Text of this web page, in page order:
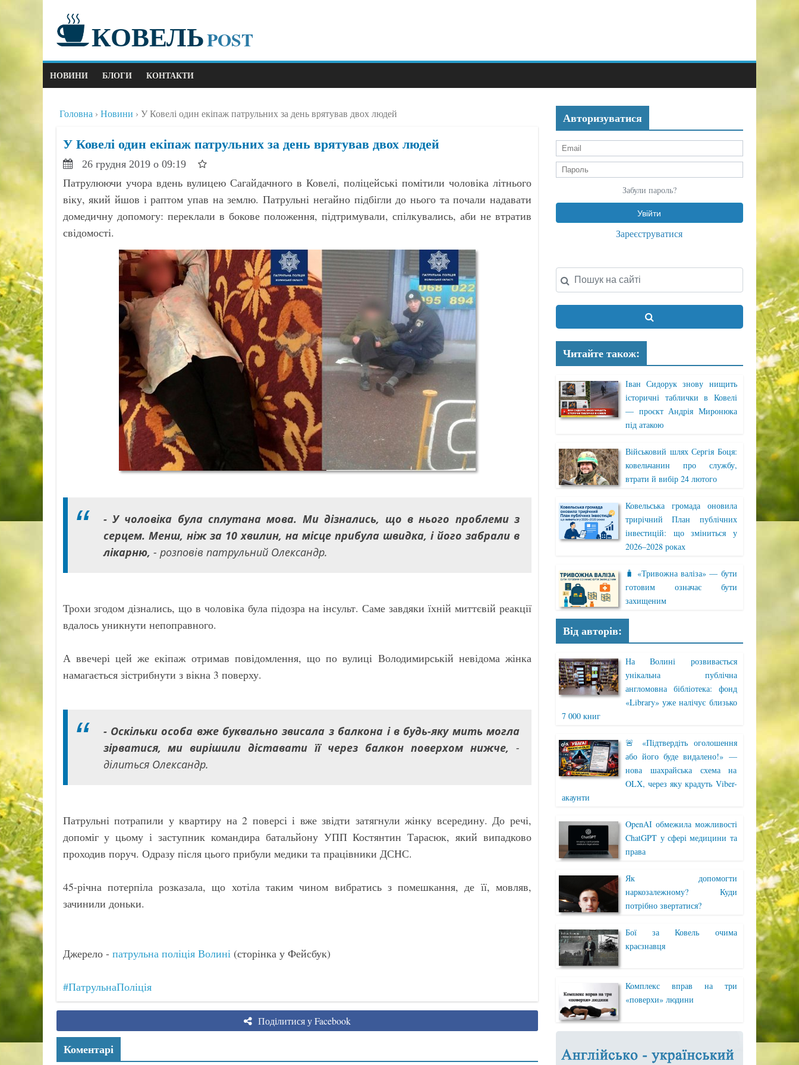
КОВЕЛЬPOST
НОВИНИ БЛОГИ КОНТАКТИ
Головна Новини У Ковелі один екіпаж патрульних за день врятував двох людей
У Ковелі один екіпаж патрульних за день врятував двох людей
26 грудня 2019 о 09:19
Патрулюючи учора вдень вулицею Сагайдачного в Ковелі, поліцейські помітили чоловіка літнього
віку, який йшов і раптом упав на землю. Патрульні негайно підбігли до нього та почали надавати
домедичну допомогу: переклали в бокове положення, підтримували, спілкувались, аби не втратив
свідомості.
- У чоловіка була сплутана мова. Ми дізнались, що в нього проблеми з
серцем. Менш, ніж за 10 хвилин, на місце прибула швидка, і його забрали в
лікарню, - розповів патрульний Олександр.
Трохи згодом дізнались, що в чоловіка була підозра на інсульт. Саме завдяки їхній миттєвій реакції
вдалось уникнути непоправного.
А ввечері цей же екіпаж отримав повідомлення, що по вулиці Володимирській невідома жінка
намагається зістрибнути з вікна 3 поверху.
- Оскільки особа вже буквально звисала з балкона і в будь-яку мить могла
зірватися, ми вирішили діставати її через балкон поверхом нижче,-
ділиться Олександр.
Патрульні потрапили у квартиру на 2 поверсі і вже звідти затягнули жінку всередину. До речі,
допоміг у цьому і заступник командира батальйону УПП Костянтин Тарасюк, який випадково
проходив поруч. Одразу після цього прибули медики та працівники ДСНС.
45-річна потерпіла розказала, що хотіла таким чином вибратись з помешкання, де її, мовляв,
зачинили доньки.
Джерело - патрульна поліція Волині(сторінка у Фейсбук)
#ПатрульнаПоліція
Поділитися у Facebook
Коментарі
Авторизуватися
Забули пароль?
Зареєструватися
Читайте також:
Іван Сидорук знову нищить
історичні таблички в Ковелі
— проєкт Андрія Миронюка
під атакою
Військовий шлях Сергія Боця:
ковельчанин про службу,
втрати й вибір 24 лютого
Ковельська громада оновила
трирічний План публічних
інвестицій: що зміниться у
2026–2028 роках
🧳 «Тривожна валіза» — бути
готовим означає бути
захищеним
Від авторів:
На Волині розвивається
унікальна публічна
англомовна бібліотека: фонд
«Library» уже налічує близько
7 000 книг
🚨 «Підтвердіть оголошення
або його буде видалено!» —
нова шахрайська схема на
OLX, через яку крадуть Viber-
акаунти
OpenAI обмежила можливості
ChatGPT у сфері медицини та
права
Як допомогти
наркозалежному? Куди
потрібно звертатися?
Бої за Ковель очима
краєзнавця
Комплекс вправ на три
«поверхи» людини